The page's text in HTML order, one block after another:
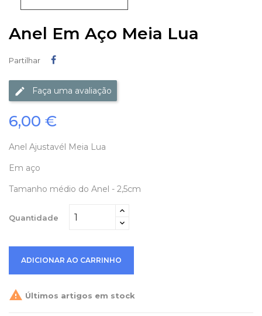
Anel Em Aço Meia Lua
Partilhar
Faça uma avaliação
6,00 €
Anel Ajustavél Meia Lua
Em aço
Tamanho médio do Anel - 2,5cm
Quantidade
ADICIONAR AO CARRINHO
 Últimos artigos em stock